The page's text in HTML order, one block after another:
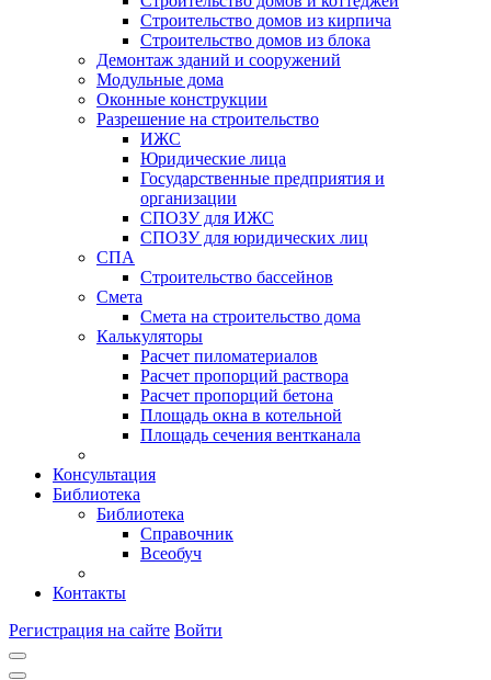
Строительство домов из кирпича
Строительство домов из блока
Демонтаж зданий и сооружений
Модульные дома
Оконные конструкции
Разрешение на строительство
ИЖС
Юридические лица
Государственные предприятия и
организации
СПОЗУ для ИЖС
СПОЗУ для юридических лиц
СПА
Строительство бассейнов
Смета
Смета на строительство дома
Калькуляторы
Расчет пиломатериалов
Расчет пропорций раствора
Расчет пропорций бетона
Площадь окна в котельной
Площадь сечения вентканала
Консультация
Библиотека
Библиотека
Справочник
Всеобуч
Контакты
Регистрация на сайте Войти